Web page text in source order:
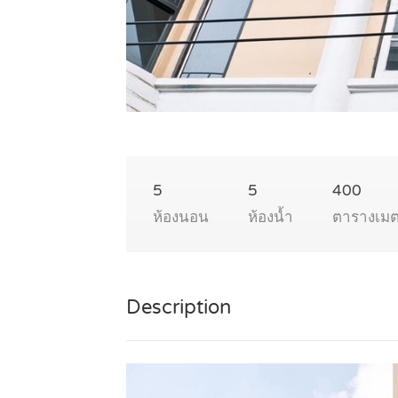
5
ห้องนอน
5
ห้องน้ำ
400
ตารางเม
Description